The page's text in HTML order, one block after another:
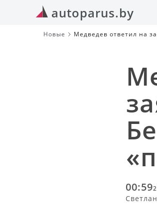
autoparus.by
Новые Медведев ответил на
00:59